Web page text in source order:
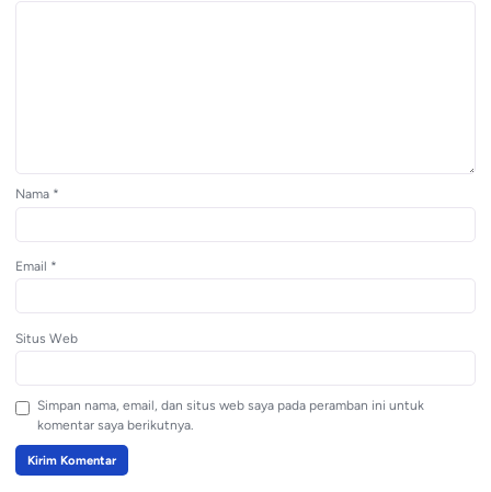
Nama *
Email *
Situs Web
Simpan nama, email, dan situs web saya pada peramban ini untuk
komentar saya berikutnya.